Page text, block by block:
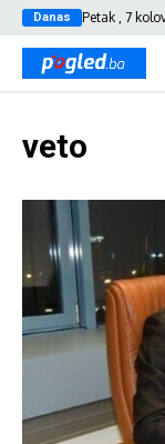
Danas Petak , 7
veto